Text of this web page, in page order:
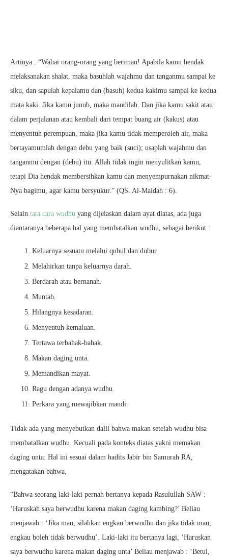
Artinya : “Wahai orang-orang yang beriman! Apabila kamu hendak
melaksanakan shalat, maka basuhlah wajahmu dan tanganmu sampai ke
siku, dan sapulah kepalamu dan (basuh) kedua kakimu sampai ke kedua
mata kaki. Jika kamu junub, maka mandilah. Dan jika kamu sakit atau
dalam perjalanan atau kembali dari tempat buang air (kakus) atau
menyentuh perempuan, maka jika kamu tidak memperoleh air, maka
bertayamumlah dengan debu yang baik (suci); usaplah wajahmu dan
tanganmu dengan (debu) itu. Allah tidak ingin menyulitkan kamu,
tetapi Dia hendak membersihkan kamu dan menyempurnakan nikmat-
Nya bagimu, agar kamu bersyukur.” (QS. Al-Maidah : 6).
Selain tata cara wudhu yang dijelaskan dalam ayat diatas, ada juga
diantaranya beberapa hal yang membatalkan wudhu, sebagai berikut :
Keluarnya sesuatu melalui qubul dan dubur.
Melahirkan tanpa keluarnya darah.
Berdarah atau bernanah.
Muntah.
Hilangnya kesadaran.
Menyentuh kemaluan.
Tertawa terbahak-bahak.
Makan daging unta.
Memandikan mayat.
Ragu dengan adanya wudhu.
Perkara yang mewajibkan mandi.
Tidak ada yang menyebutkan dalil bahwa makan setelah wudhu bisa
membatalkan wudhu. Kecuali pada konteks diatas yakni memakan
daging unta. Hal ini sesuai dalam hadits Jabir bin Samurah RA,
mengatakan bahwa,
“Bahwa seorang laki-laki pernah bertanya kepada Rasulullah SAW :
‘Haruskah saya berwudhu karena makan daging kambing?’ Beliau
menjawab : ‘Jika mau, silahkan engkau berwudhu dan jika tidak mau,
engkau boleh tidak berwudhu’. Laki-laki itu bertanya lagi, ‘Haruskan
saya berwudhu karena makan daging unta’ Beliau menjawab : ‘Betul,